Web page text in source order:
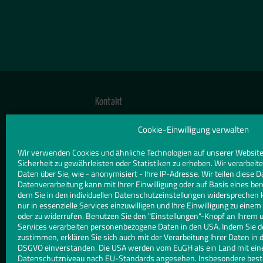
Cookie-Einwilligung verwalten
Wir verwenden Cookies und ähnliche Technologien auf unserer
Sicherheit zu gewährleisten oder Statistiken zu erheben. Wir
Daten über Sie, wie - anonymisiert - Ihre IP-Adresse. Wir teilen diese
Datenverarbeitung kann mit Ihrer Einwilligung oder auf Basis eines
dem Sie in den individuellen Datenschutzeinstellungen widersprechen
nur in essenzielle Services einzuwilligen und Ihre Einwilligung zu
oder zu widerrufen. Benutzen Sie den "Einstellungen"-Knopf an Ihrem
Services verarbeiten personenbezogene Daten in den USA. Indem Sie
zustimmen, erklären Sie sich auch mit der Verarbeitung Ihrer Daten in
DSGVO einverstanden. Die USA werden vom EuGH als ein Land mit
Datenschutzniveau nach EU-Standards angesehen. Insbesondere
Kontakt
TELEFON
E-MAIL
info@schmidt-glas.de
WEBSITE
www.schmidt-glas.de